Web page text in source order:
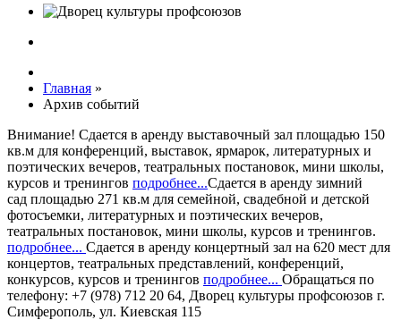
Главная »
Архив событий
Внимание! Сдается в аренду выставочный зал площадью 150
кв.м для конференций, выставок, ярмарок, литературных и
поэтических вечеров, театральных постановок, мини школы,
курсов и тренингов подробнее...Сдается в аренду зимний
сад площадью 271 кв.м для семейной, свадебной и детской
фотосъемки, литературных и поэтических вечеров,
театральных постановок, мини школы, курсов и тренингов.
подробнее... Сдается в аренду концертный зал на 620 мест для
концертов, театральных представлений, конференций,
конкурсов, курсов и тренингов подробнее... Обращаться по
телефону: +7 (978) 712 20 64, Дворец культуры профсоюзов г.
Симферополь, ул. Киевская 115